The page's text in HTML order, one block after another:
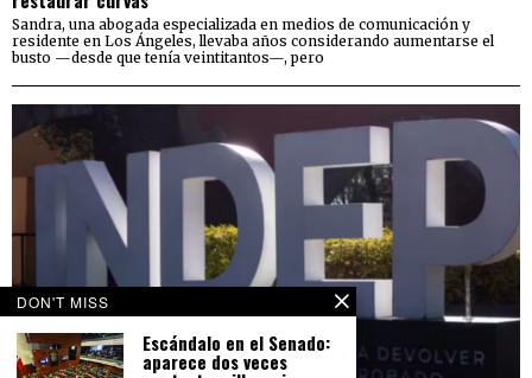
Sandra, una abogada especializada en medios de comunicación y
residente en Los Ángeles, llevaba años considerando aumentarse el
busto —desde que tenía veintitantos—, pero
DON'T MISS
Escándalo en el Senado:
aparece dos veces